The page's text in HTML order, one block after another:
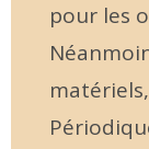
pour les